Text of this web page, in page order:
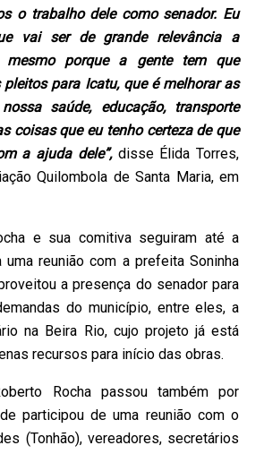
o trabalho dele como senador. Eu
vai ser de grande relevância a
mesmo porque a gente tem que
para Icatu, que é melhorar as
saúde, educação, transporte
coisas que eu tenho certeza de que
a ajuda dele”,disse Élida Torres,
Quilombola de Santa Maria, em
e sua comitiva seguiram até a
reunião com a prefeita Soninha
a presença do senador para
do município, entre eles, a
na Beira Rio, cujo projeto já está
recursos para início das obras.
Rocha passou também por
participou de uma reunião com o
(Tonhão), vereadores, secretários